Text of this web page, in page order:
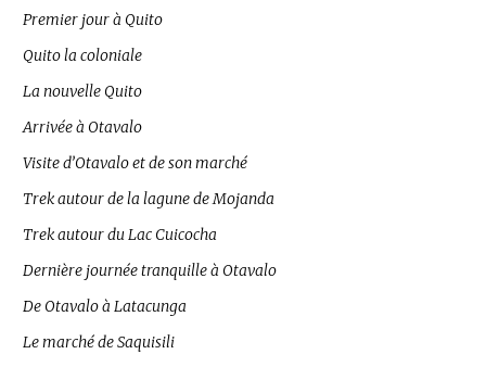
Premier jour à Quito
Quito la coloniale
La nouvelle Quito
Arrivée à Otavalo
Visite d’Otavalo et de son marché
Trek autour de la lagune de Mojanda
Trek autour du Lac Cuicocha
Dernière journée tranquille à Otavalo
De Otavalo à Latacunga
Le marché de Saquisili